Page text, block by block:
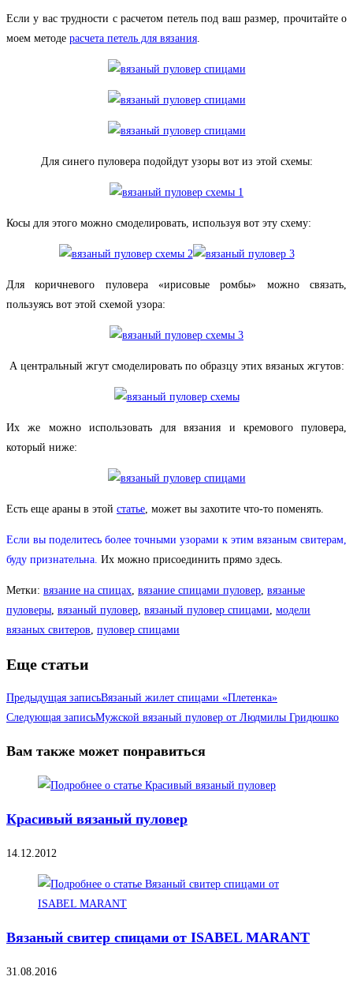
Если у вас трудности с расчетом петель под ваш размер, прочитайте о
моем методе расчета петель для вязания.
Для синего пуловера подойдут узоры вот из этой схемы:
Косы для этого можно смоделировать, используя вот эту схему:
Для коричневого пуловера «ирисовые ромбы» можно связать,
пользуясь вот этой схемой узора:
А центральный жгут смоделировать по образцу этих вязаных жгутов:
Их же можно использовать для вязания и кремового пуловера,
который ниже:
Есть еще араны в этой статье, может вы захотите что-то поменять.
Если вы поделитесь более точными узорами к этим вязаным свитерам,
буду признательна. Их можно присоединить прямо здесь.
Метки: вязание на спицах, вязание спицами пуловер, вязаные
пуловеры, вязаный пуловер, вязаный пуловер спицами, модели
вязаных свитеров, пуловер спицами
Еще статьи
Предыдущая записьВязаный жилет спицами «Плетенка»
Следующая записьМужской вязаный пуловер от Людмилы Гридюшко
Вам также может понравиться
Красивый вязаный пуловер
14.12.2012
Вязаный свитер спицами от ISABEL MARANT
31.08.2016